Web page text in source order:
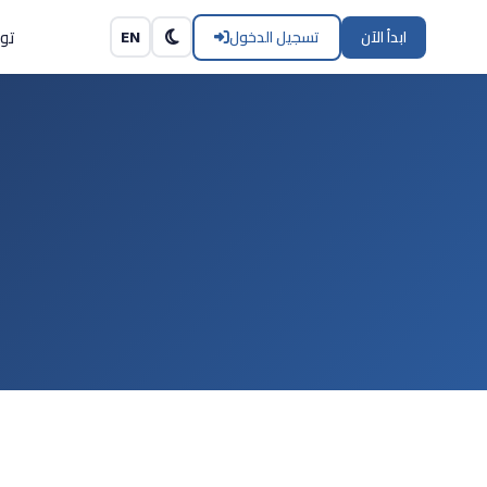
EN تسجيل الدخول ابدأ الآن